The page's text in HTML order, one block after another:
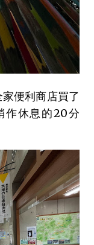
便利商店買了
作休息的20分